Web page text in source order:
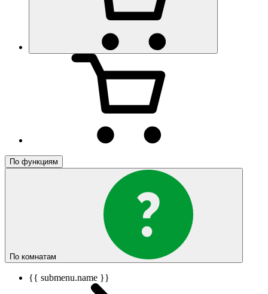
По функциям
По комнатам
{{ submenu.name }}